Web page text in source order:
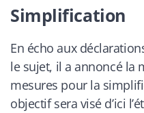
Simplification
En écho aux
le sujet, il a annoncé la
mesures pour la
objectif sera visé d’ici